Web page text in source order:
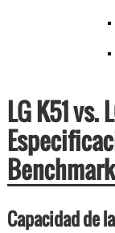
LG K51 vs.
Capacidad de